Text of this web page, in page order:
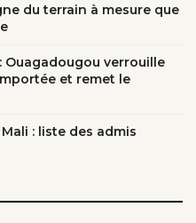
du terrain à mesure que
Ouagadougou verrouille
et remet le
: liste des admis